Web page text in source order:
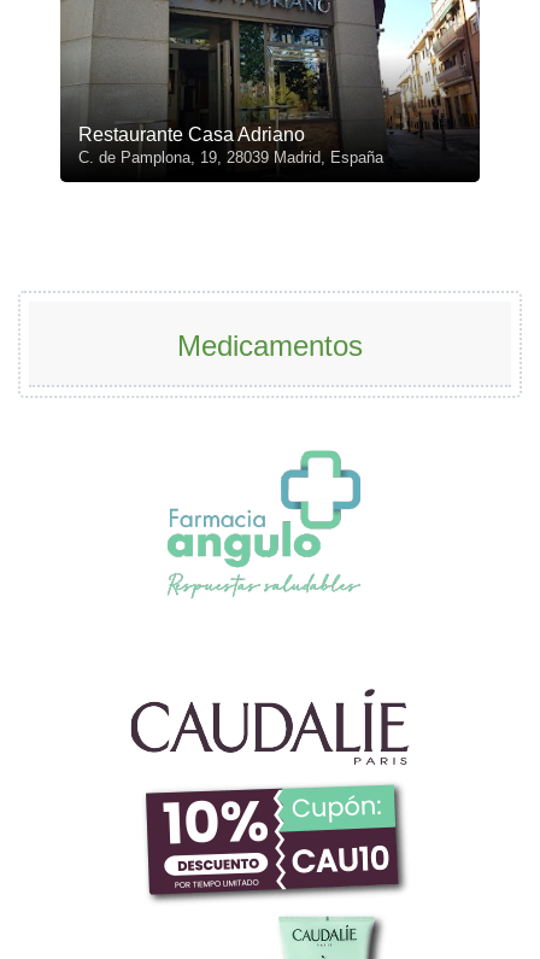
Restaurante Casa Adriano
C. de Pamplona, 19, 28039 Madrid, España
Medicamentos